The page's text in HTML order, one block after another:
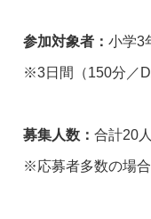
参加対象者： 小学3
※3日間（150分／
募集人数： 合計20
※応募者多数の場